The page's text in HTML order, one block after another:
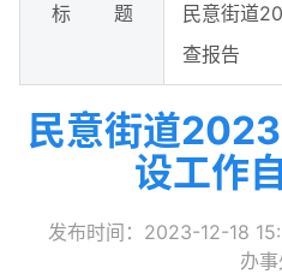
标 题
民意街道
查报告
民意街道
设工作
发布时间：2023-12-18
办